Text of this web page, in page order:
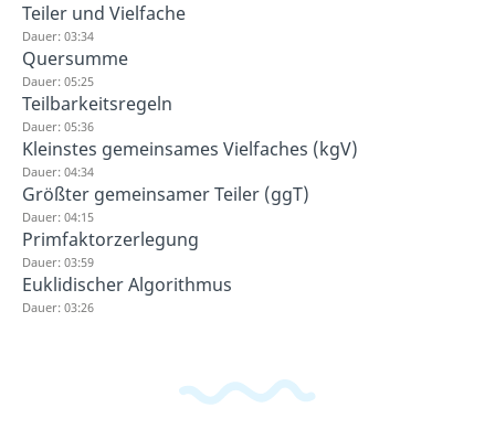
Teiler und Vielfache
Dauer: 03:34
Quersumme
Dauer: 05:25
Teilbarkeitsregeln
Dauer: 05:36
Kleinstes gemeinsames Vielfaches (kgV)
Dauer: 04:34
Größter gemeinsamer Teiler (ggT)
Dauer: 04:15
Primfaktorzerlegung
Dauer: 03:59
Euklidischer Algorithmus
Dauer: 03:26